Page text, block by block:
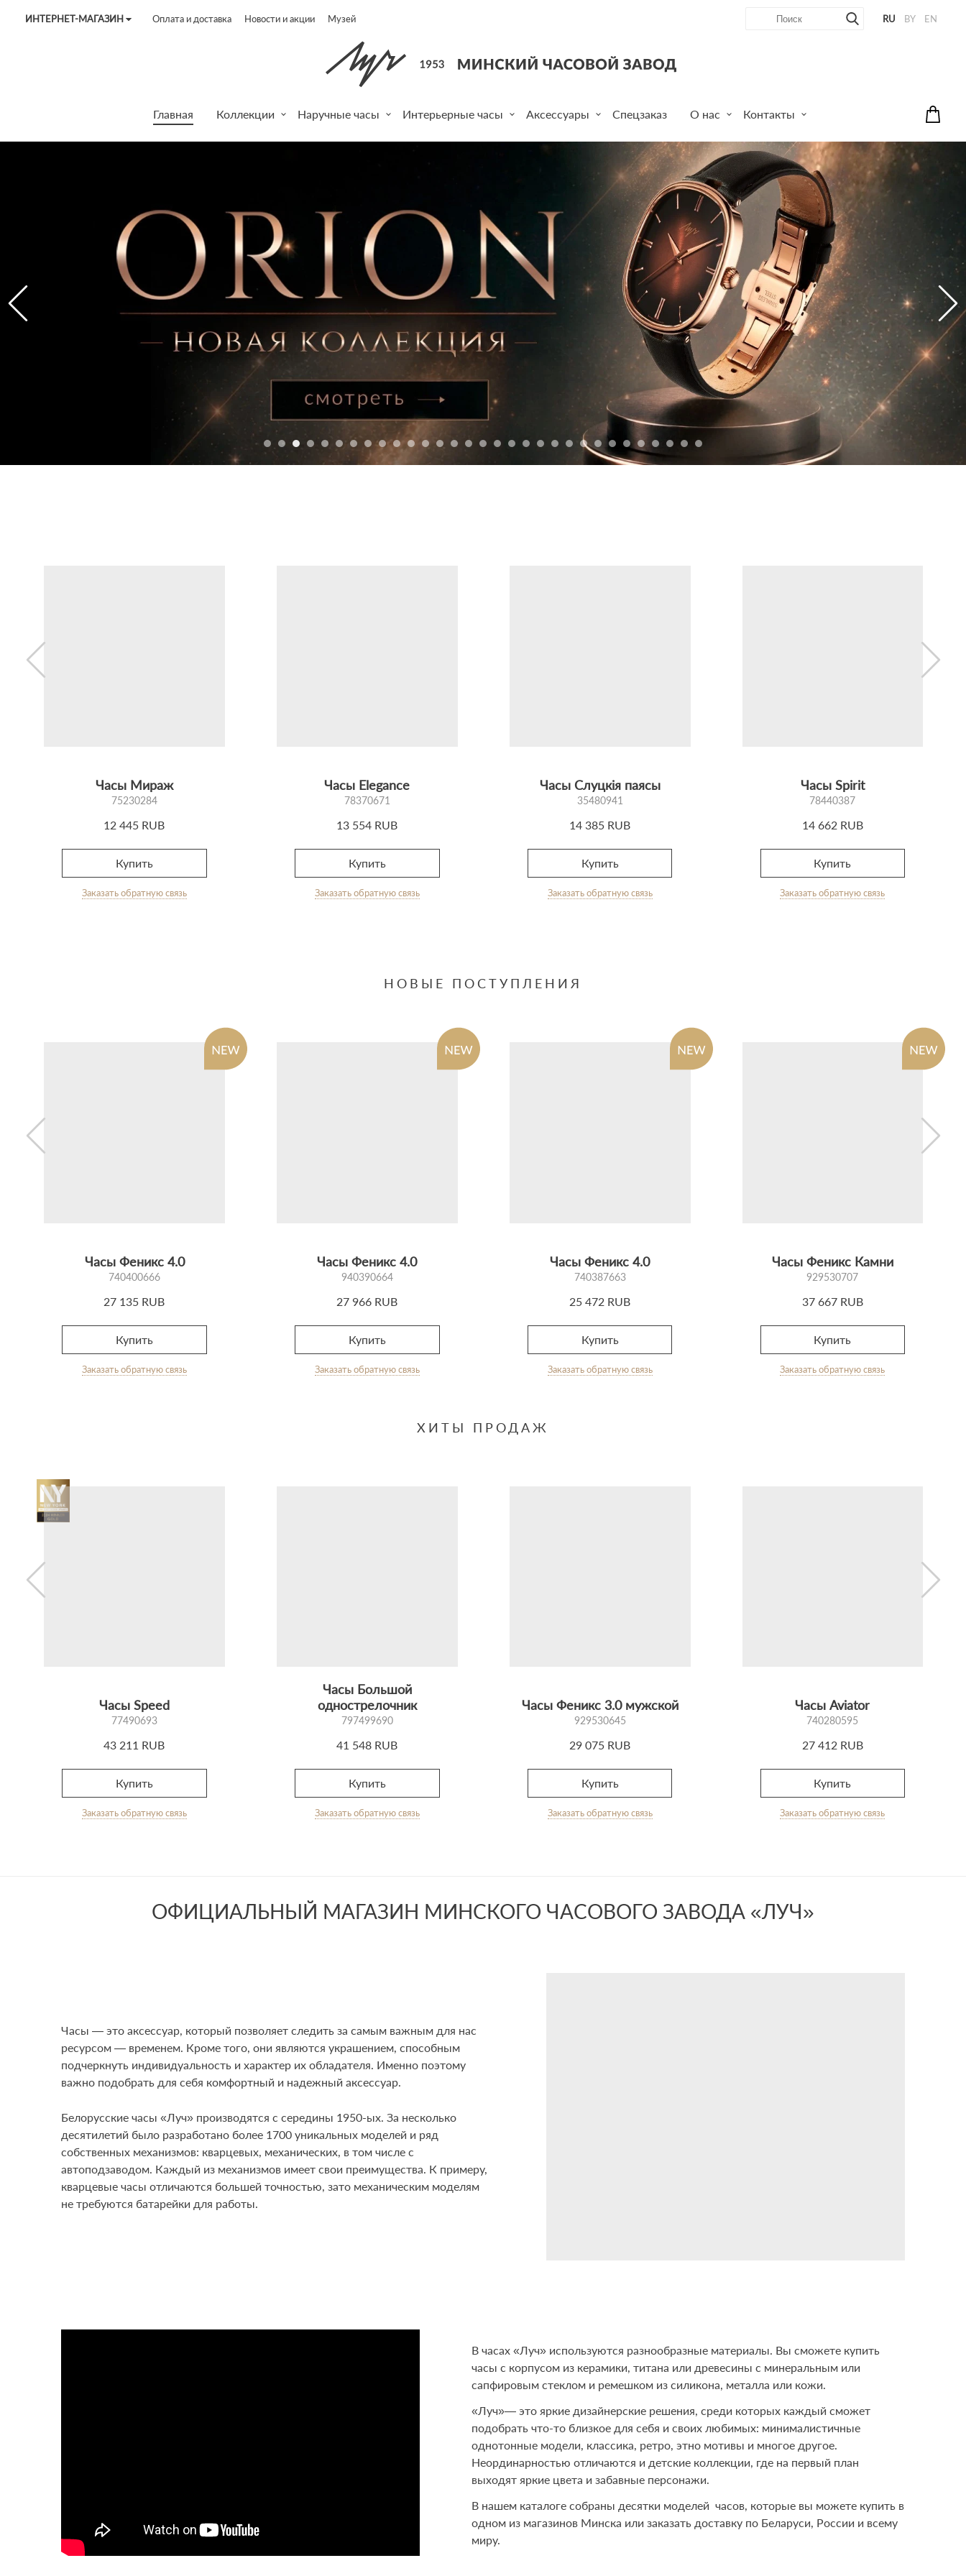
RU BY EN
ИНТЕРНЕТ-МАГАЗИН
Оплата и доставка Новости и акции Музей
Главная Коллекции Наручные часы Интерьерные часы Аксессуары Спецзаказ О нас Контакты
Часы Мираж
75230284
12 445 RUB
Купить
Заказать обратную связь
Часы Elegance
78370671
13 554 RUB
Купить
Заказать обратную связь
Часы Слуцкія паясы
35480941
14 385 RUB
Купить
Заказать обратную связь
Часы Spirit
78440387
14 662 RUB
Купить
Заказать обратную связь
НОВЫЕ ПОСТУПЛЕНИЯ
Часы Феникс 4.0
740400666
27 135 RUB
Купить
Заказать обратную связь
Часы Феникс 4.0
940390664
27 966 RUB
Купить
Заказать обратную связь
Часы Феникс 4.0
740387663
25 472 RUB
Купить
Заказать обратную связь
Часы Феникс Камни
929530707
37 667 RUB
Купить
Заказать обратную связь
ХИТЫ ПРОДАЖ
Часы Speed
77490693
43 211 RUB
Купить
Заказать обратную связь
Часы Большой
однострелочник
797499690
41 548 RUB
Купить
Заказать обратную связь
Часы Феникс 3.0 мужской
929530645
29 075 RUB
Купить
Заказать обратную связь
Часы Aviator
740280595
27 412 RUB
Купить
Заказать обратную связь
ОФИЦИАЛЬНЫЙ МАГАЗИН МИНСКОГО ЧАСОВОГО ЗАВОДА «ЛУЧ»
Часы — это аксессуар, который позволяет следить за самым важным для нас
ресурсом — временем. Кроме того, они являются украшением, способным
подчеркнуть индивидуальность и характер их обладателя. Именно поэтому
важно подобрать для себя комфортный и надежный аксессуар.
Белорусские часы «Луч» производятся с середины 1950-ых. За несколько
десятилетий было разработано более 1700 уникальных моделей и ряд
собственных механизмов: кварцевых, механических, в том числе с
автоподзаводом. Каждый из механизмов имеет свои преимущества. К примеру,
кварцевые часы отличаются большей точностью, зато механическим моделям
не требуются батарейки для работы.
В часах «Луч» используются разнообразные материалы. Вы сможете купить
часы с корпусом из керамики, титана или древесины с минеральным или
сапфировым стеклом и ремешком из силикона, металла или кожи.
«Луч»— это яркие дизайнерские решения, среди которых каждый сможет
подобрать что-то близкое для себя и своих любимых: минималистичные
однотонные модели, классика, ретро, этно мотивы и многое другое.
Неординарностью отличаются и детские коллекции, где на первый план
выходят яркие цвета и забавные персонажи.
В нашем каталоге собраны десятки моделей часов, которые вы можете купить в
одном из магазинов Минска или заказать доставку по Беларуси, России и всему
миру.